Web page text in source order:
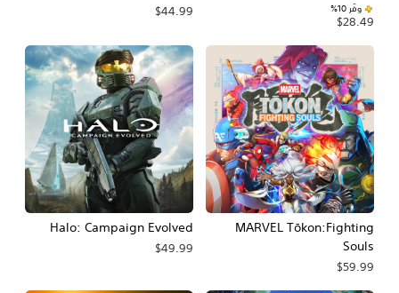
وفّر 10%‏
$28.49
$44.99
MARVEL Tōkon:Fighting
Souls
$59.99
Halo: Campaign Evolved
$49.99